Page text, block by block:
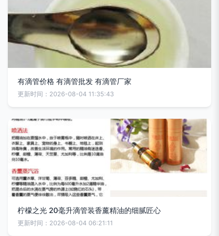
有滴管价格 有滴管批发 有滴管厂家
更新时间：2026-08-04 11:35:43
柠檬之光 20毫升滴管装香薰精油的细腻匠心
更新时间：2026-08-04 06:21:11